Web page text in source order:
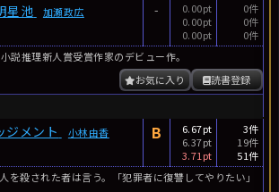
星池 加瀬政広 -
0.00pt
0.00pt
0.00pt
0件
0件
0件
説推理新人賞受賞作家のデビュー作。
読書登録
お気に入り
ジメント 小林由香 B
6.67pt
6.37pt
3.71pt
3件
19件
51件
を殺された者は言う。「犯罪者に復讐してやりたい」